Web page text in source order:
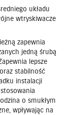
układu
wtryskiwacze
zapewnia
jedną śrubą
lepsze
stabilność
instalacji
o smukłym
wpływając na